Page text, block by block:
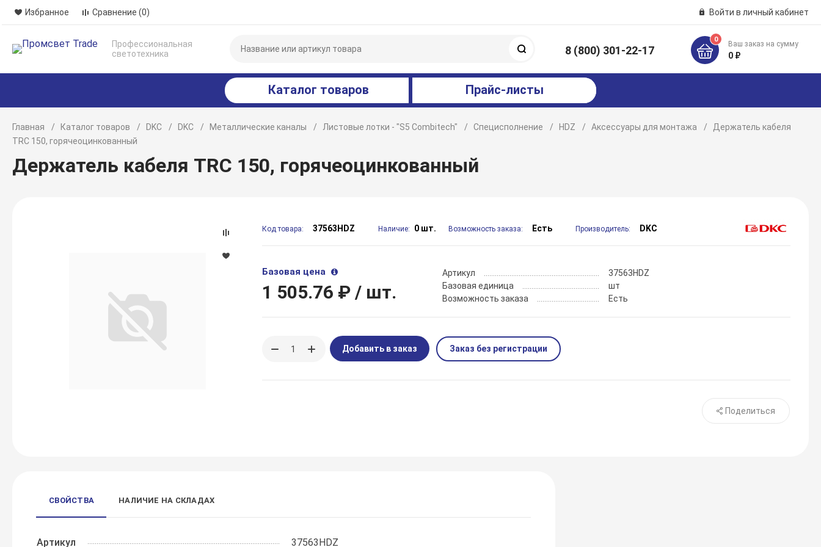
Избранное Сравнение (0) Войти в личный кабинет
Профессиональная
светотехника
8 (800) 301-22-17
0
Ваш заказ на сумму
0 ₽
Каталог товаров Прайс-листы
Главная Каталог товаров DKC DKC Металлические каналы Листовые лотки - "S5 Combitech" Специсполнение HDZ Аксессуары для монтажа
Держатель кабеля
TRC 150, горячеоцинкованный
Держатель кабеля TRC 150, горячеоцинкованный
Код товара: 37563HDZ Наличие: 0 шт. Возможность заказа: Есть Производитель: DKC
Базовая цена
1 505.76 ₽ / шт.
Артикул
37563HDZ
Базовая единица
шт
Возможность заказа
Есть
Добавить в заказ Заказ без регистрации
Поделиться
СВОЙСТВА НАЛИЧИЕ НА СКЛАДАХ
Артикул 37563HDZ